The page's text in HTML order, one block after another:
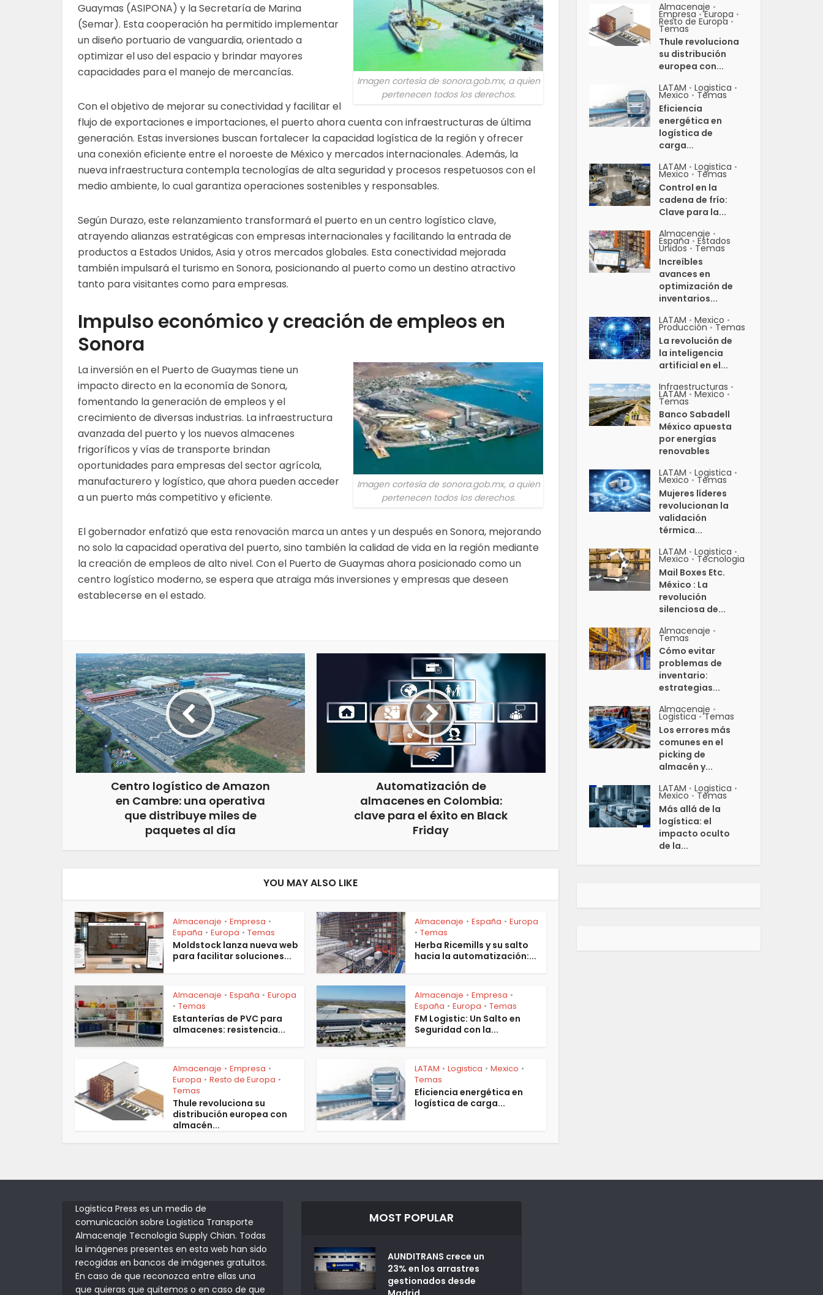
Imagen cortesía de sonora.gob.mx, a quien
pertenecen todos los derechos.
Guaymas (ASIPONA) y la Secretaría de Marina
(Semar). Esta cooperación ha permitido implementar
un diseño portuario de vanguardia, orientado a
optimizar el uso del espacio y brindar mayores
capacidades para el manejo de mercancías.
Con el objetivo de mejorar su conectividad y facilitar el
flujo de exportaciones e importaciones, el puerto ahora cuenta con infraestructuras de última
generación. Estas inversiones buscan fortalecer la capacidad logística de la región y ofrecer
una conexión eficiente entre el noroeste de México y mercados internacionales. Además, la
nueva infraestructura contempla tecnologías de alta seguridad y procesos respetuosos con el
medio ambiente, lo cual garantiza operaciones sostenibles y responsables.
Según Durazo, este relanzamiento transformará el puerto en un centro logístico clave,
atrayendo alianzas estratégicas con empresas internacionales y facilitando la entrada de
productos a Estados Unidos, Asia y otros mercados globales. Esta conectividad mejorada
también impulsará el turismo en Sonora, posicionando al puerto como un destino atractivo
tanto para visitantes como para empresas.
Impulso económico y creación de empleos en
Sonora
Imagen cortesía de sonora.gob.mx, a quien
pertenecen todos los derechos.
La inversión en el Puerto de Guaymas tiene un
impacto directo en la economía de Sonora,
fomentando la generación de empleos y el
crecimiento de diversas industrias. La infraestructura
avanzada del puerto y los nuevos almacenes
frigoríficos y vías de transporte brindan
oportunidades para empresas del sector agrícola,
manufacturero y logístico, que ahora pueden acceder
a un puerto más competitivo y eficiente.
El gobernador enfatizó que esta renovación marca un antes y un después en Sonora, mejorando
no solo la capacidad operativa del puerto, sino también la calidad de vida en la región mediante
la creación de empleos de alto nivel. Con el Puerto de Guaymas ahora posicionado como un
centro logístico moderno, se espera que atraiga más inversiones y empresas que deseen
establecerse en el estado.
Centro logístico de Amazon
en Cambre: una operativa
que distribuye miles de
paquetes al día
Automatización de
almacenes en Colombia:
clave para el éxito en Black
Friday
YOU MAY ALSO LIKE
Almacenaje • Empresa •
España • Europa • Temas
Moldstock lanza nueva web
para facilitar soluciones...
Almacenaje • España • Europa
• Temas
Herba Ricemills y su salto
hacia la automatización:...
Almacenaje • España • Europa
• Temas
Estanterías de PVC para
almacenes: resistencia...
Almacenaje • Empresa •
España • Europa • Temas
FM Logistic: Un Salto en
Seguridad con la...
Almacenaje • Empresa •
Europa • Resto de Europa •
Temas
Thule revoluciona su
distribución europea con
almacén...
LATAM • Logistica • Mexico •
Temas
Eficiencia energética en
logística de carga...
Almacenaje •
Empresa • Europa •
Resto de Europa •
Temas
Thule revoluciona
su distribución
europea con...
LATAM • Logistica •
Mexico • Temas
Eficiencia
energética en
logística de
carga...
LATAM • Logistica •
Mexico • Temas
Control en la
cadena de frío:
Clave para la...
Almacenaje •
España • Estados
Unidos • Temas
Increíbles
avances en
optimización de
inventarios...
LATAM • Mexico •
Producción • Temas
La revolución de
la inteligencia
artificial en el...
Infraestructuras •
LATAM • Mexico •
Temas
Banco Sabadell
México apuesta
por energías
renovables
LATAM • Logistica •
Mexico • Temas
Mujeres líderes
revolucionan la
validación
térmica...
LATAM • Logistica •
Mexico • Tecnologia
Mail Boxes Etc.
México : La
revolución
silenciosa de...
Almacenaje •
Temas
Cómo evitar
problemas de
inventario:
estrategias...
Almacenaje •
Logistica • Temas
Los errores más
comunes en el
picking de
almacén y...
LATAM • Logistica •
Mexico • Temas
Más allá de la
logística: el
impacto oculto
de la...
Logistica Press es un medio de
comunicación sobre Logistica Transporte
Almacenaje Tecnologia Supply Chian. Todas
la imágenes presentes en esta web han sido
recogidas en bancos de imágenes gratuitos.
En caso de que reconozca entre ellas una
que quieras que quitemos o en caso de que
MOST POPULAR
AUNDITRANS crece un
23% en los arrastres
gestionados desde